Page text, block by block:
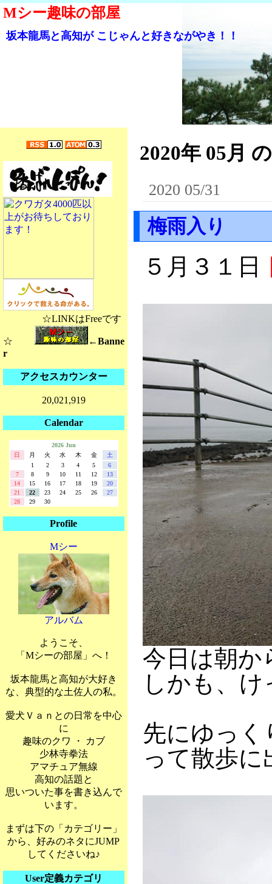
Mシー趣味の部屋
坂本龍馬と高知が こじゃんと好きながやき！！
☆LINKはFreeです
☆
←Banne
r
アクセスカウンター
20,021,919
Calendar
2026 Jun
日
月 火 水 木 金
土
1
2 3 4 5
6
7
8 9 10 11 12
13
14
15 16 17 18 19
20
21
22 23 24 25 26
27
28
29 30
Profile
Mシー
アルバム
ようこそ、
「Mシーの部屋」へ！
坂本龍馬と高知が大好き
な、典型的な土佐人の私。
愛犬Ｖａｎとの日常を中心
に
趣味のクワ ・ カブ
少林寺拳法
アマチュア無線
高知の話題と
思いついた事を書き込んで
います。
まずは下の「カテゴリー」
から、好みのネタにJUMP
してくださいね♪
User定義カテゴリ
2020年 05月
2020 05/31
梅雨入り
５月３１日
今日は朝か
しかも、
先にゆっく
って散歩